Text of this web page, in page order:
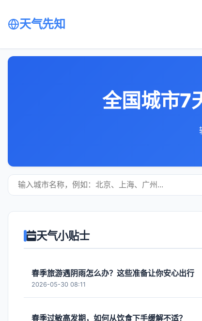
天气先知
全国城市7
天气小贴士
春季旅游遇阴雨怎么办？这些准备让你安心出行
2026-05-30 08:11
春季过敏高发期，如何从饮食下手缓解不适？